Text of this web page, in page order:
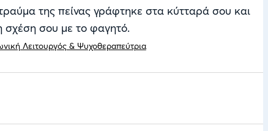
της πείνας γράφτηκε στα κύτταρά σου και
σχέση σου με το φαγητό.
Λειτουργός & Ψυχοθεραπεύτρια